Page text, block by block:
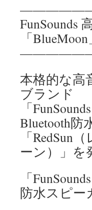
FunSounds
「
本格的な高
ブランド
「
Bluetooth防
「RedSun
ーン）」を
「
防水スピー